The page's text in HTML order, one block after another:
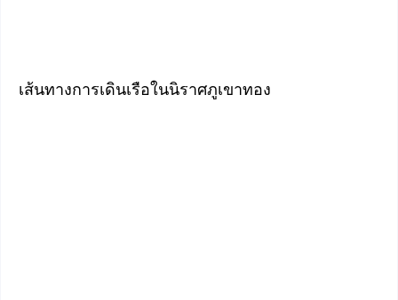
เส้นทางการเดินเรือในนิราศภูเขาทอง